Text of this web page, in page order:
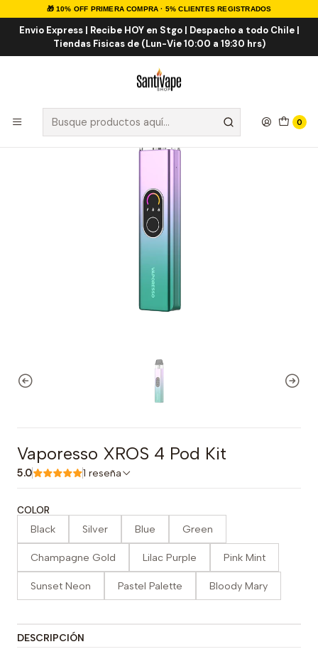
🎁 10% OFF PRIMERA COMPRA · 5% CLIENTES REGISTRADOS
Envio Express | Recibe HOY en Stgo | Despacho a todo Chile |
Tiendas Fisicas de (Lun-Vie 10:00 a 19:30 hrs)
0
Inicio VAPORIZADORES VAPE RECARGABLE
Vaporesso XROS 4 Pod Kit
Vaporesso XROS 4 Pod Kit
5.0 1 reseña
COLOR
Black Silver Blue Green
Champagne Gold Lilac Purple Pink Mint
Sunset Neon Pastel Palette Bloody Mary
DESCRIPCIÓN